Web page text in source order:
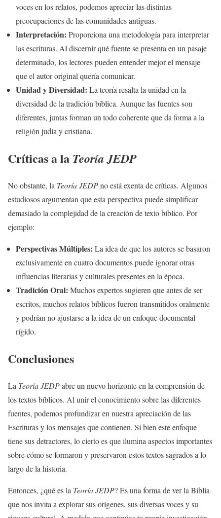
voces en los relatos, podemos apreciar las distintas
preocupaciones de las comunidades antiguas.
Interpretación: Proporciona una metodología para interpretar
las escrituras. Al discernir qué fuente se presenta en un pasaje
determinado, los lectores pueden entender mejor el mensaje
que el autor original quería comunicar.
Unidad y Diversidad: La teoría resalta la unidad en la
diversidad de la tradición bíblica. Aunque las fuentes son
diferentes, juntas forman un todo coherente que da forma a la
religión judía y cristiana.
Críticas a la Teoría JEDP
No obstante, la Teoría JEDPno está exenta de críticas. Algunos
estudiosos argumentan que esta perspectiva puede simplificar
demasiado la complejidad de la creación de texto bíblico. Por
ejemplo:
Perspectivas Múltiples: La idea de que los autores se basaron
exclusivamente en cuatro documentos puede ignorar otras
influencias literarias y culturales presentes en la época.
Tradición Oral: Muchos expertos sugieren que antes de ser
escritos, muchos relatos bíblicos fueron transmitidos oralmente
y podrían no ajustarse a la idea de un enfoque documental
rígido.
Conclusiones
La Teoría JEDPabre un nuevo horizonte en la comprensión de
los textos bíblicos. Al unir el conocimiento sobre las diferentes
fuentes, podemos profundizar en nuestra apreciación de las
Escrituras y los mensajes que contienen. Si bien este enfoque
tiene sus detractores, lo cierto es que ilumina aspectos importantes
sobre cómo se formaron y preservaron estos textos sagrados a lo
largo de la historia.
Entonces, ¿qué es la Teoría JEDP? Es una forma de ver la Biblia
que nos invita a explorar sus orígenes, sus diversas voces y su